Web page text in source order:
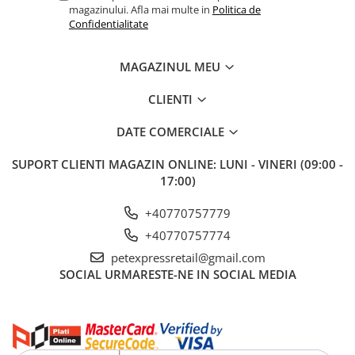
magazinului. Afla mai multe in Politica de
Confidentialitate
MAGAZINUL MEU
CLIENTI
DATE COMERCIALE
SUPORT CLIENTI MAGAZIN ONLINE: LUNI - VINERI (09:00 -
17:00)
+40770757779
+40770757774
petexpressretail@gmail.com
SOCIAL URMARESTE-NE IN SOCIAL MEDIA